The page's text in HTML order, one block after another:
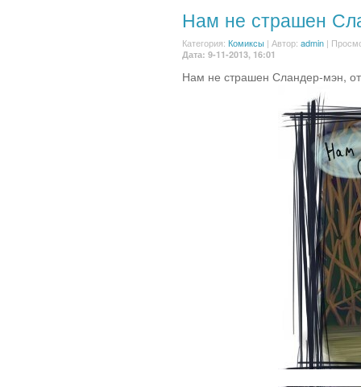
Нам не страшен
Категория: Комиксы | Автор: admin |
Дата: 9-11-2013, 16:01
Нам не страшен Сландер-мэн,